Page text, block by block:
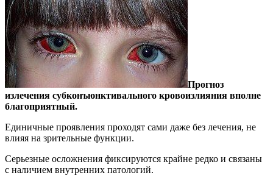
Прогноз
излечения субконъюнктивального кровоизлияния вполне
благоприятный.
Единичные проявления проходят сами даже без лечения, не
влияя на зрительные функции.
Серьезные осложнения фиксируются крайне редко и связаны
с наличием внутренних патологий.